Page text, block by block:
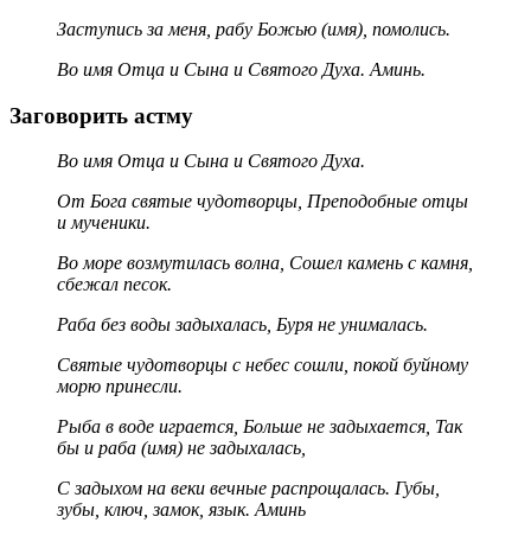
Заступись за меня, рабу Божью (имя), помолись.
Во имя Отца и Сына и Святого Духа. Аминь.
Заговорить астму
Во имя Отца и Сына и Святого Духа.
От Бога святые чудотворцы, Преподобные отцы
и мученики.
Во море возмутилась волна, Сошел камень с камня,
сбежал песок.
Раба без воды задыхалась, Буря не унималась.
Святые чудотворцы с небес сошли, покой буйному
морю принесли.
Рыба в воде играется, Больше не задыхается, Так
бы и раба (имя) не задыхалась,
С задыхом на веки вечные распрощалась. Губы,
зубы, ключ, замок, язык. Аминь